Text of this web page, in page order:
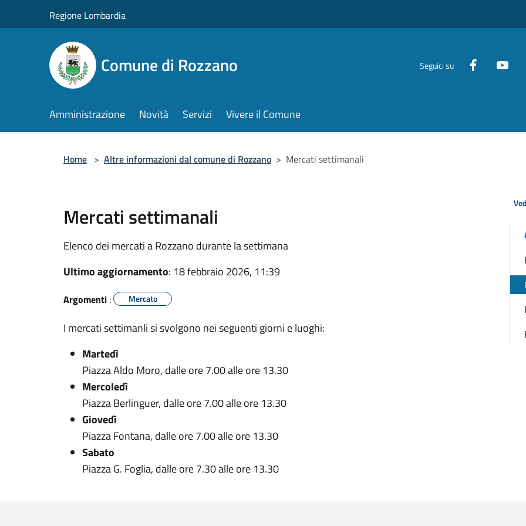
Regione Lombardia
Comune di Rozzano Seguici su
Amministrazione Novità Servizi Vivere il Comune
Home > Altre informazioni dal comune di Rozzano > Mercati settimanali
Mercati settimanali
Elenco dei mercati a Rozzano durante la settimana
Ultimo aggiornamento: 18 febbraio 2026, 11:39
Argomenti : Mercato
I mercati settimanli si svolgono nei seguenti giorni e luoghi:
Martedì
Piazza Aldo Moro, dalle ore 7.00 alle ore 13.30
Mercoledì
Piazza Berlinguer, dalle ore 7.00 alle ore 13.30
Giovedì
Piazza Fontana, dalle ore 7.00 alle ore 13.30
Sabato
Piazza G. Foglia, dalle ore 7.30 alle ore 13.30